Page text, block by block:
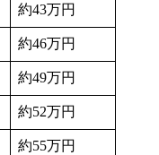
約43万円
約46万円
約49万円
約52万円
約55万円